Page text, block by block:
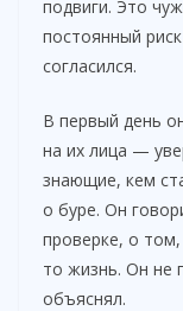
подвиги. Это
постоянный
согласился.
В первый день
на их лица —
знающие, кем
о буре. Он
проверке, о
то жизнь. Он не
объяснял.